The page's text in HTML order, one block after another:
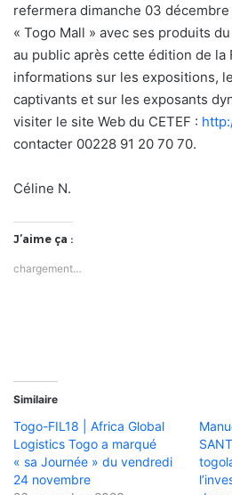
refermera dimanche 03
« Togo Mall » avec ses produits
au public après cette édition de la
informations sur les expositions,
captivants et sur les exposants
visiter le site Web du CETEF :
contacter 00228 91 20 70 70.
Céline N.
J’aime ça :
chargement…
Similaire
Togo-FIL18 | Africa Global
Logistics Togo a marqué
« sa Journée » du vendredi
24 novembre